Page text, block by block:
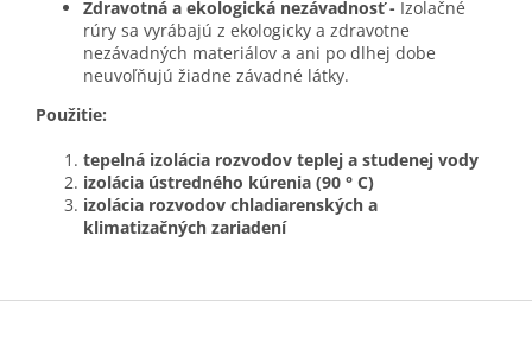
Zdravotná a ekologická nezávadnosť - Izolačné
rúry sa vyrábajú z ekologicky a zdravotne
nezávadných materiálov a ani po dlhej dobe
neuvoľňujú žiadne závadné látky.
Použitie:
tepelná izolácia rozvodov teplej a studenej vody
izolácia ústredného kúrenia (90 ° C)
izolácia rozvodov chladiarenských a
klimatizačných zariadení
Z